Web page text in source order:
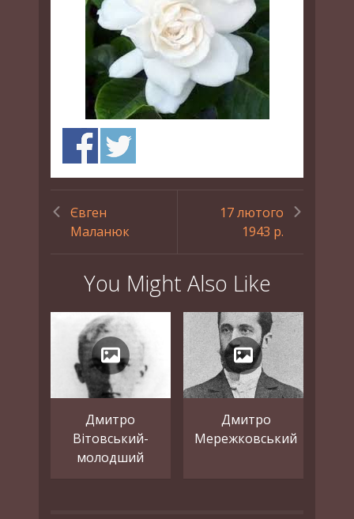
Євген
Маланюк
17 лютого
1943 р.
You Might Also Like
Дмитро
Вітовський-
молодший
Дмитро
Мережковський